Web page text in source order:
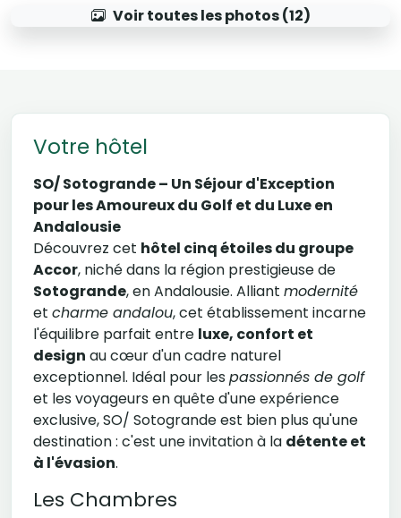
Voir toutes les photos (12)
Votre hôtel
SO/ Sotogrande – Un Séjour d'Exception
pour les Amoureux du Golf et du Luxe en
Andalousie
Découvrez cet hôtel cinq étoiles du groupe
Accor, niché dans la région prestigieuse de
Sotogrande, en Andalousie. Alliant modernité
et charme andalou, cet établissement incarne
l'équilibre parfait entre luxe, confort et
design au cœur d'un cadre naturel
exceptionnel. Idéal pour les passionnés de golf
et les voyageurs en quête d'une expérience
exclusive, SO/ Sotogrande est bien plus qu'une
destination : c'est une invitation à la détente et
à l'évasion.
Les Chambres